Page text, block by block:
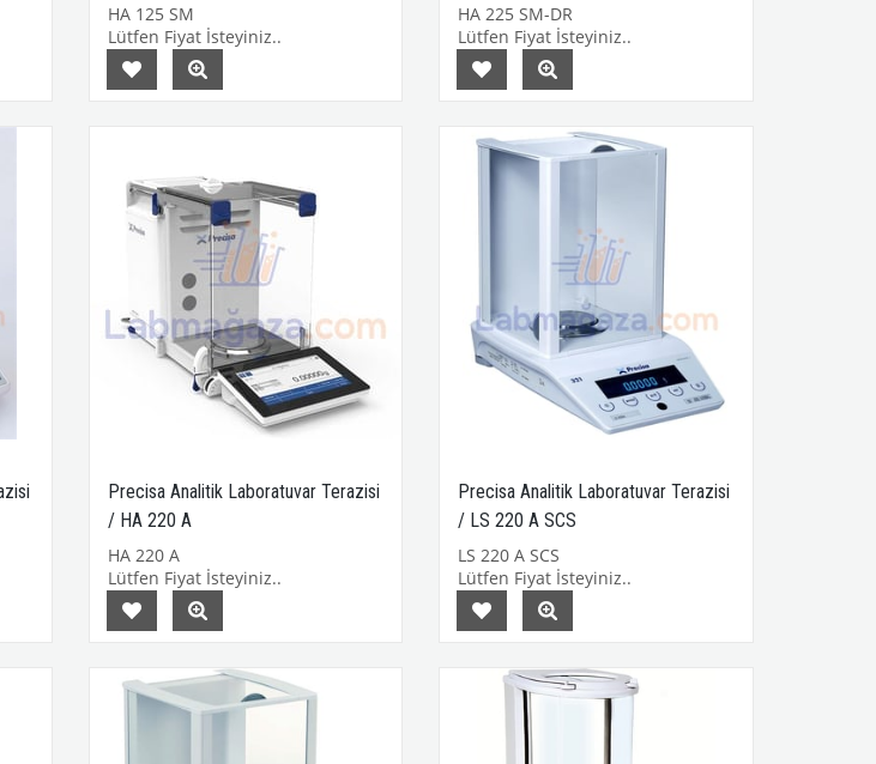
HA 125 SM
Lütfen Fiyat İsteyiniz..
HA 225 SM-DR
Lütfen Fiyat İsteyiniz..
Precisa Analitik Laboratuvar Terazisi
/ HA 220 A
HA 220 A
Lütfen Fiyat İsteyiniz..
Precisa Analitik Laboratuvar Terazisi
/ LS 220 A SCS
LS 220 A SCS
Lütfen Fiyat İsteyiniz..